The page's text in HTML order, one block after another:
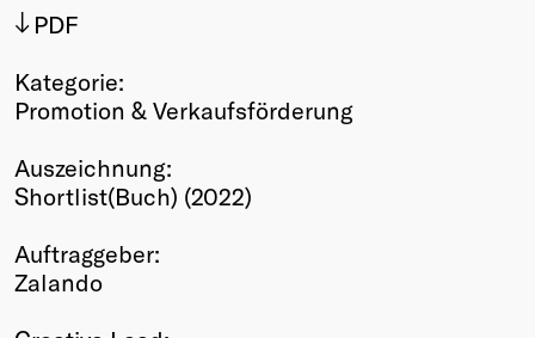
Young Creatives
Winners
Past
Annual
PDF
Kategorie:
Promotion & Verkaufsförderung
Auszeichnung:
Shortlist(Buch) (2022)
Auftraggeber:
Zalando